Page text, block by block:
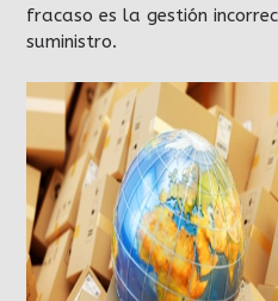
fracaso es la gestión
suministro.